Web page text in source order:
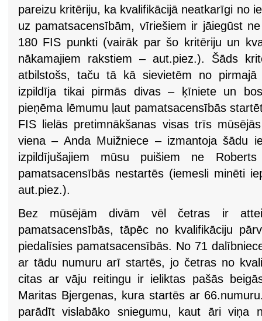
pareizu kritēriju, ka kvalifikācijā neatkarīgi no
uz pamatsacensībām, vīriešiem ir jāiegūst
180 FIS punkti (vairāk par šo kritēriju un
nākamajiem rakstiem – aut.piez.). Šāds
atbilstošs, taču tā kā sievietēm no pirmajā
izpildīja tikai pirmās divas – ķīniete un
pieņēma lēmumu ļaut pamatsacensībās
FIS lielās pretimnākšanas visas trīs
viena – Anda Muižniece – izmantoja šādu
izpildījušajiem mūsu puišiem ne
pamatsacensībās nestartēs (iemesli minēti
aut.piez.).
Bez mūsējām divām vēl četras ir
pamatsacensībās, tāpēc no kvalifikāciju
piedalīsies pamatsacensībās. No 71
ar tādu numuru arī startēs, jo četras no
citas ar vāju reitingu ir ieliktas pašās
Maritas Bjergenas, kura startēs ar
parādīt vislabāko sniegumu, kaut āri viņa